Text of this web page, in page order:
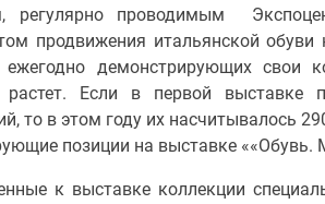
регулярно проводимым
продвижения итальянской
ежегодно демонстрирующих свои
растет. Если в первой выставке
то в этом году их насчитывалось
позиции на выставке ««Обувь.
к выставке коллекции